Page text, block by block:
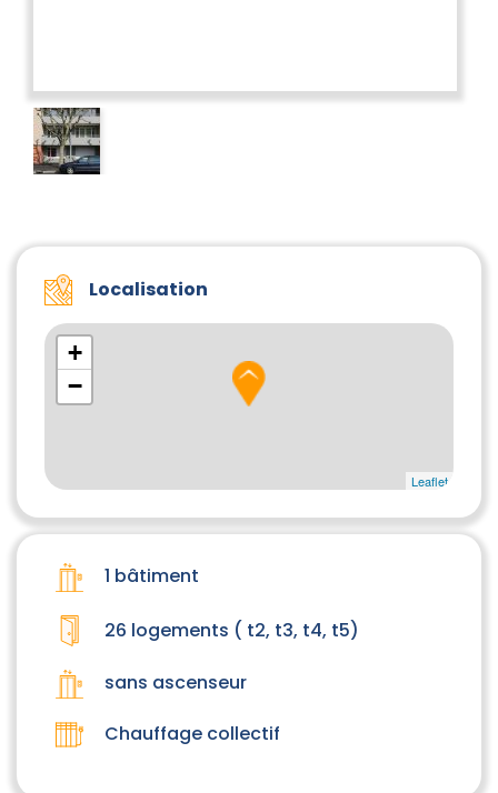
Localisation
+
−
Leaflet
1 bâtiment
26 logements ( t2, t3, t4, t5)
sans ascenseur
Chauffage collectif